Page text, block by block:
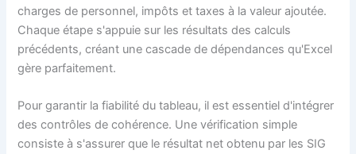
charges de personnel, impôts et taxes à la valeur ajoutée.
Chaque étape s'appuie sur les résultats des calculs
précédents, créant une cascade de dépendances qu'Excel
gère parfaitement.
Pour garantir la fiabilité du tableau, il est essentiel d'intégrer
des contrôles de cohérence. Une vérification simple
consiste à s'assurer que le résultat net obtenu par les SIG